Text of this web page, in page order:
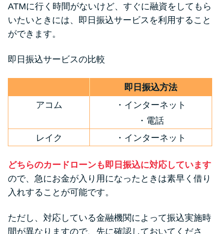
ATMに行く時間がないけど、すぐに融資をしてもら
いたいときには、即日振込サービスを利用すること
ができます。
即日振込サービスの比較
即日振込方法
アコム
・インターネット
・電話
レイク
・インターネット
どちらのカードローンも即日振込に対応しています
ので、急にお金が入り用になったときは素早く借り
入れすることが可能です。
ただし、対応している金融機関によって振込実施時
間が異なりますので、先に確認しておいてくださ